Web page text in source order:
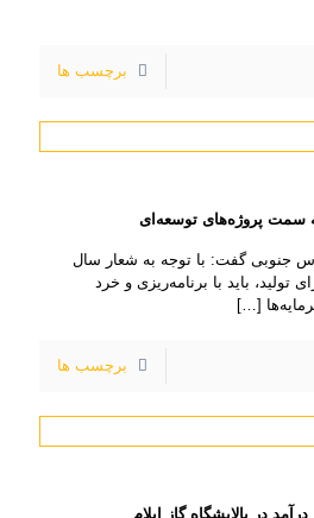
برچسب ها
سمت پروژه‌های توسعه‌ای
جنوبی گفت: با توجه به شعار سال
تولید، باید با برنامه‌ریزی و خرد
[…]
برچسب ها
در پالایشگاه گاز ایلام